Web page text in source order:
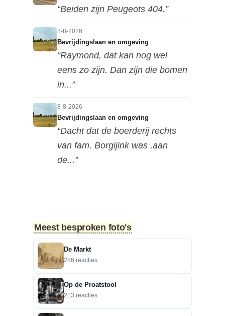
“Beiden zijn Peugeots 404.”
8-8-2026
Bevrijdingslaan en omgeving
“Raymond, dat kan nog wel
eens zo zijn. Dan zijn die bomen
in...”
8-8-2026
Bevrijdingslaan en omgeving
“Dacht dat de boerderij rechts
van fam. Borgijink was ,aan
de...”
hoge resolutie op mijn mobiel...”
8-8-2026
Bevrijdingslaan en omgeving
“Lastig te zien naar welke kant
deze foto is genomen, maar ik...”
7-8-2026
Meest besproken foto's
De Markt
286 reacties
Op de Proatstool
213 reacties